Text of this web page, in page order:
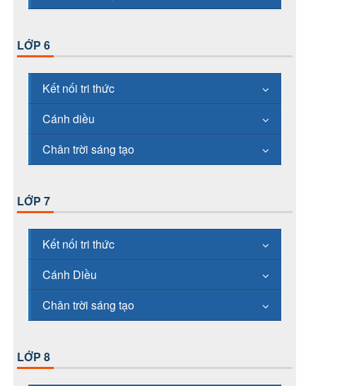
LỚP 6
Kết nối tri thức
Cánh diều
Chân trời sáng tạo
LỚP 7
Kết nối tri thức
Cánh Diều
Chân trời sáng tạo
LỚP 8